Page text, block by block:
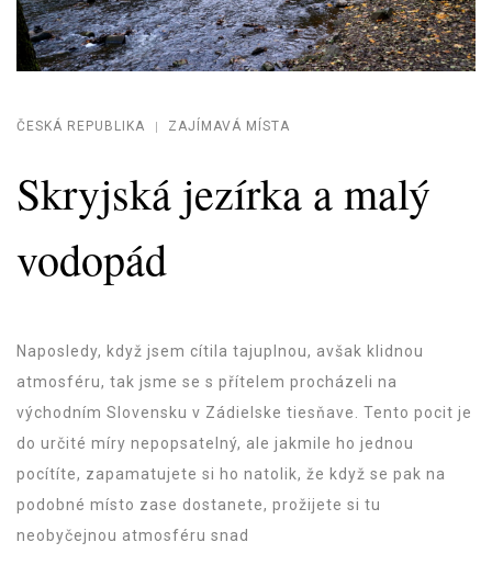
ČESKÁ REPUBLIKA ZAJÍMAVÁ MÍSTA
Skryjská jezírka a malý
vodopád
Naposledy, když jsem cítila tajuplnou, avšak klidnou
atmosféru, tak jsme se s přítelem procházeli na
východním Slovensku v Zádielske tiesňave. Tento pocit je
do určité míry nepopsatelný, ale jakmile ho jednou
pocítíte, zapamatujete si ho natolik, že když se pak na
podobné místo zase dostanete, prožijete si tu
neobyčejnou atmosféru snad